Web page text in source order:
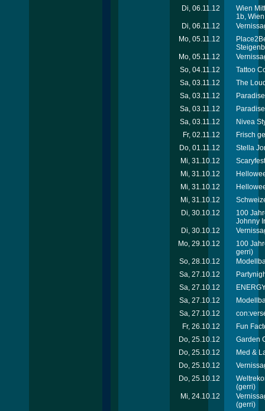
Di, 06.11.12
Wien
1b, Wien
Di, 06.11.12
Mo, 05.11.12
Mo, 05.11.12
So, 04.11.12
Tattoo
Sa, 03.11.12
The
Sa, 03.11.12
Sa, 03.11.12
Sa, 03.11.12
Nivea
Fr, 02.11.12
Frisch
Do, 01.11.12
Stella
Mi, 31.10.12
Mi, 31.10.12
Mi, 31.10.12
Mi, 31.10.12
Di, 30.10.12
100
Johnny
Di, 30.10.12
Mo, 29.10.12
100
gerri)
So, 28.10.12
Sa, 27.10.12
Sa, 27.10.12
Sa, 27.10.12
Sa, 27.10.12
Fr, 26.10.12
Fun
Do, 25.10.12
Garden
Do, 25.10.12
Med &
Do, 25.10.12
Do, 25.10.12
(gerri)
Mi, 24.10.12
(gerri)